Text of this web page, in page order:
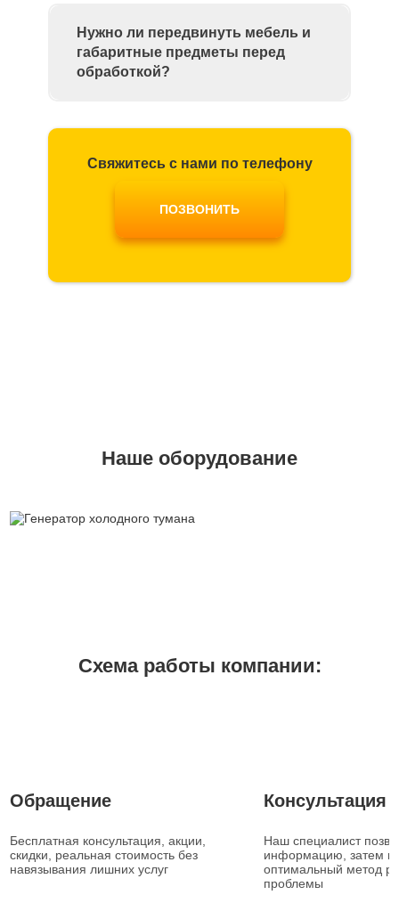
Нужно ли передвинуть мебель и
габаритные предметы перед
обработкой?
Свяжитесь с нами по телефону
ПОЗВОНИТЬ
Наше оборудование
Схема работы компании:
Обращение
Бесплатная консультация, акции,
скидки, реальная стоимость без
навязывания лишних услуг
Консультация
Наш специалист
информацию, затем
оптимальный метод
проблемы